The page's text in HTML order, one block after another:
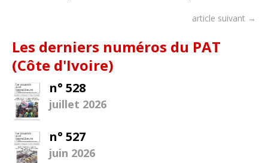
article suivant →
Les derniers numéros du PAT
(Côte d'Ivoire)
n° 528
juillet 2026
n° 527
juin 2026